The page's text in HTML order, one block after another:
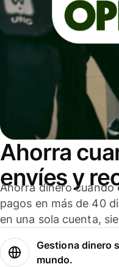
Ahorra
envíes y
Ahorra dinero cuando
pagos en más de 40
en una sola cuenta,
Gestiona dinero
mundo.